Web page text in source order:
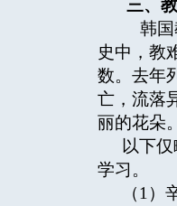
三、
韩国
史中，教
数。去年
亡，流落
丽的花朵。
以下
学习。
（1）